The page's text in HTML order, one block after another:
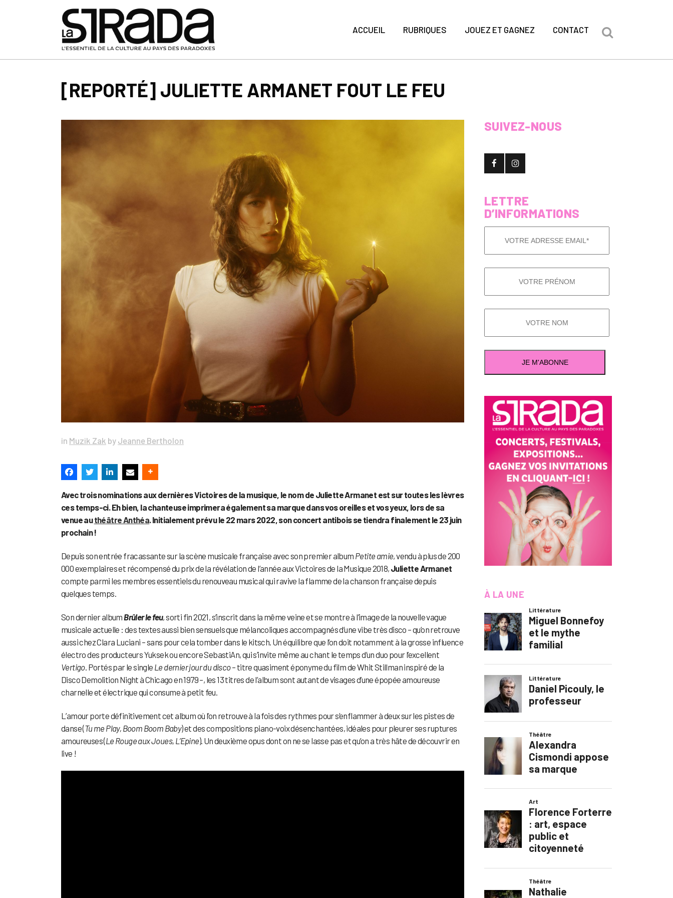
ACCUEIL RUBRIQUES JOUEZ ET GAGNEZ CONTACT
[REPORTÉ] JULIETTE ARMANET FOUT LE FEU
in Muzik Zak by Jeanne Bertholon
Avec trois nominations aux dernières Victoires de la musique, le nom de Juliette Armanet est sur toutes les lèvres
ces temps-ci. Eh bien, la chanteuse imprimera également sa marque dans vos oreilles et vos yeux, lors de sa
venue authéâtre Anthéa. Initialement prévu le 22 mars 2022, son concert antibois se tiendra finalement le 23 juin
prochain !
Depuis son entrée fracassante sur la scène musicale française avec son premier album Petite amie, vendu à plus de 200
000 exemplaires et récompensé du prix de la révélation de l’année aux Victoires de la Musique 2018, Juliette Armanet
compte parmi les membres essentiels du renouveau musical qui ravive la flamme de la chanson française depuis
quelques temps.
Son dernier album Brûler le feu, sorti fin 2021, s’inscrit dans la même veine et se montre à l’image de la nouvelle vague
musicale actuelle : des textes aussi bien sensuels que mélancoliques accompagnés d’une vibe très disco – qu’on retrouve
aussi chez Clara Luciani – sans pour cela tomber dans le kitsch. Un équilibre que l’on doit notamment à la grosse influence
électro des producteurs Yuksek ou encore SebastiAn, qui s’invite même au chant le temps d’un duo pour l’excellent
Vertigo. Portés par le single Le dernier jour du disco– titre quasiment éponyme du film de Whit Stillman inspiré de la
Disco Demolition Night à Chicago en 1979 –, les 13 titres de l’album sont autant de visages d’une épopée amoureuse
charnelle et électrique qui consume à petit feu.
L’amour porte définitivement cet album où l’on retrouve à la fois des rythmes pour s’enflammer à deux sur les pistes de
danse (Tu me Play, Boom Boom Baby) et des compositions piano-voix désenchantées, idéales pour pleurer ses ruptures
amoureuses (Le Rouge aux Joues, L’Epine). Un deuxième opus dont on ne se lasse pas et qu’on a très hâte de découvrir en
live !
SUIVEZ-NOUS
LETTRE
D’INFORMATIONS
À LA UNE